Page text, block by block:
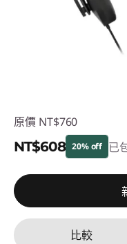
原價 NT$760
NT$608 20% off 已
即時折扣： :-
比較